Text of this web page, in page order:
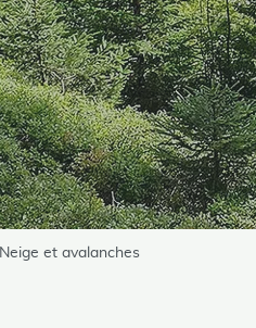
Neige et avalanches